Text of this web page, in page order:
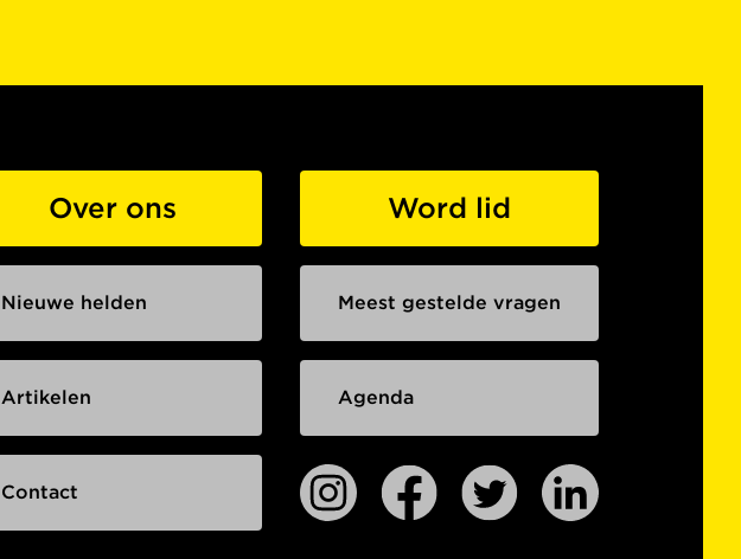
Over ons Word lid
Nieuwe helden Meest gestelde vragen
Artikelen Agenda
Contact